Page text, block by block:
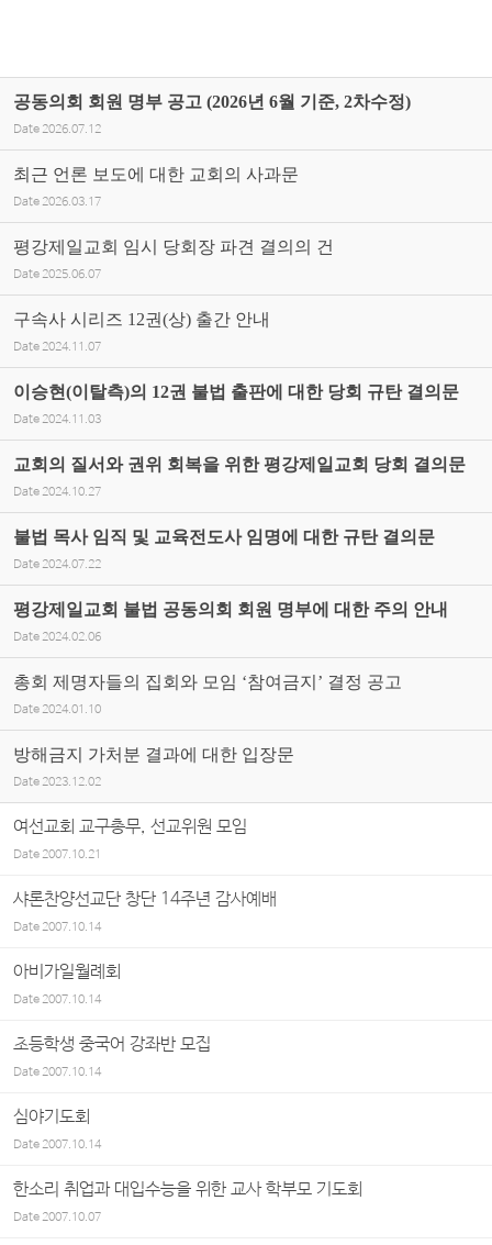
공동의회 회원 명부 공고 (2026년 6월 기준, 2차수정)
Date 2026.07.12
최근 언론 보도에 대한 교회의 사과문
Date 2026.03.17
평강제일교회 임시 당회장 파견 결의의 건
Date 2025.06.07
구속사 시리즈 12권(상) 출간 안내
Date 2024.11.07
이승현(이탈측)의 12권 불법 출판에 대한 당회 규탄 결의문
Date 2024.11.03
교회의 질서와 권위 회복을 위한 평강제일교회 당회 결의문
Date 2024.10.27
불법 목사 임직 및 교육전도사 임명에 대한 규탄 결의문
Date 2024.07.22
평강제일교회 불법 공동의회 회원 명부에 대한 주의 안내
Date 2024.02.06
총회 제명자들의 집회와 모임 ‘참여금지’ 결정 공고
Date 2024.01.10
방해금지 가처분 결과에 대한 입장문
Date 2023.12.02
여선교회 교구총무, 선교위원 모임
Date2007.10.21
샤론찬양선교단 창단 14주년 감사예배
Date2007.10.14
아비가일월례회
Date2007.10.14
초등학생 중국어 강좌반 모집
Date2007.10.14
심야기도회
Date2007.10.14
한소리 취업과 대입수능을 위한 교사 학부모 기도회
Date2007.10.07